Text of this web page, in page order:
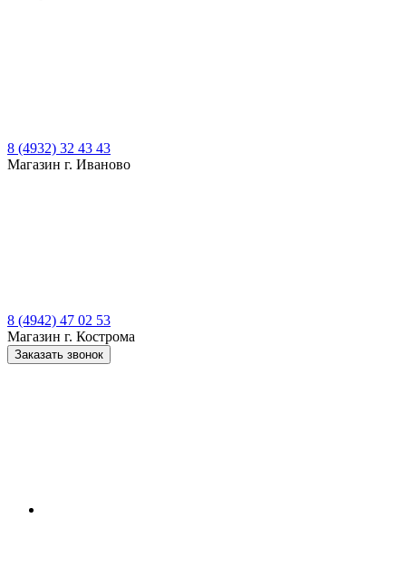
8 (4932) 32 43 43
Магазин г. Иваново
8 (4942) 47 02 53
Магазин г. Кострома
Заказать звонок